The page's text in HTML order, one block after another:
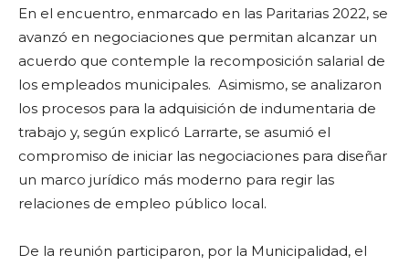
En el encuentro, enmarcado en las Paritarias 2022, se
avanzó en negociaciones que permitan alcanzar un
acuerdo que contemple la recomposición salarial de
los empleados municipales. Asimismo, se analizaron
los procesos para la adquisición de indumentaria de
trabajo y, según explicó Larrarte, se asumió el
compromiso de iniciar las negociaciones para diseñar
un marco jurídico más moderno para regir las
relaciones de empleo público local.
De la reunión participaron, por la Municipalidad, el